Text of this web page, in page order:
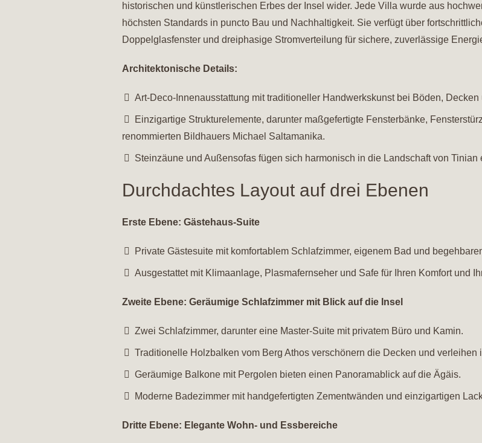
historischen und künstlerischen Erbes der Insel wider. Jede Villa wurde aus
höchsten Standards in puncto Bau und Nachhaltigkeit. Sie verfügt über
Doppelglasfenster und dreiphasige Stromverteilung für sichere, zuverlässige
Architektonische Details:
Art-Deco-Innenausstattung mit traditioneller Handwerkskunst bei Böden, Decken
Einzigartige Strukturelemente, darunter maßgefertigte Fensterbänke,
renommierten Bildhauers Michael Saltamanika.
Steinzäune und Außensofas fügen sich harmonisch in die Landschaft von Tinian
Durchdachtes Layout auf drei Ebenen
Erste Ebene: Gästehaus-Suite
Private Gästesuite mit komfortablem Schlafzimmer, eigenem Bad und
Ausgestattet mit Klimaanlage, Plasmafernseher und Safe für Ihren Komfort und
Zweite Ebene: Geräumige Schlafzimmer mit Blick auf die Insel
Zwei Schlafzimmer, darunter eine Master-Suite mit privatem Büro und Kamin.
Traditionelle Holzbalken vom Berg Athos verschönern die Decken und verleihen
Geräumige Balkone mit Pergolen bieten einen Panoramablick auf die Ägäis.
Moderne Badezimmer mit handgefertigten Zementwänden und einzigartigen
Dritte Ebene: Elegante Wohn- und Essbereiche